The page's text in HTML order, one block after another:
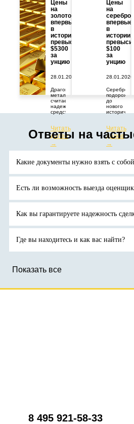
Цены
на
золото
впервые
в
истории
превысили
$5300
за
унцию
28.01.2026
Драгоценный
металл
считается
надежным
средством
от
геополитических
и
экономических
потрясений.
ожидают
продолжения
роста
золото
новых
Читать
далее
→
Цены
на
серебро
впервые
в
истории
$100
за
унцию
28.01.2026
Серебро
подорожало
до
нового
растут
из-за
дефицита
поставок
и
спроса
активы-
фоне
Читать
далее
→
Ответы на
Какие документы нужно взять с
Есть ли возможность выезда
Как вы гарантируете надежность
Где вы находитесь и как вас найти?
Показать все
8 495 921-58-33